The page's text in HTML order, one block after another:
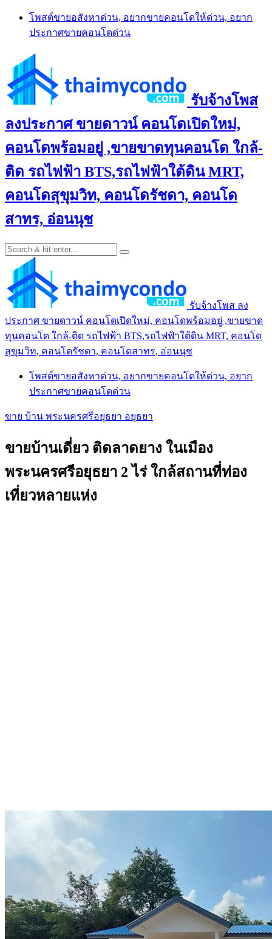
Skip
content
โพสต์ขายอสังหาด่วน, อยากขายคอนโดให้ด่วน, อยาก
ประกาศขายคอนโดด่วน
รับจ้างโพส
ลงประกาศ ขายดาวน์ คอนโดเปิดใหม่,
คอนโดพร้อมอยู่ ,ขายขาดทุนคอนโด ใกล้-
ติด รถไฟฟ้า BTS,รถไฟฟ้าใต้ดิน MRT,
คอนโดสุขุมวิท, คอนโดรัชดา, คอนโด
สาทร, อ่อนนุช
รับจ้างโพส ลง
ประกาศ ขายดาวน์ คอนโดเปิดใหม่, คอนโดพร้อมอยู่ ,ขายขาด
ทุนคอนโด ใกล้-ติด รถไฟฟ้า BTS,รถไฟฟ้าใต้ดิน MRT, คอนโด
สุขุมวิท, คอนโดรัชดา, คอนโดสาทร, อ่อนนุช
โพสต์ขายอสังหาด่วน, อยากขายคอนโดให้ด่วน, อยาก
ประกาศขายคอนโดด่วน
ขาย บ้าน พระนครศรีอยุธยา อยุธยา
ขายบ้านเดี่ยว ติดลาดยาง ในเมือง
พระนครศรีอยุธยา 2 ไร่ ใกล้สถานที่ท่อง
เที่ยวหลายแห่ง